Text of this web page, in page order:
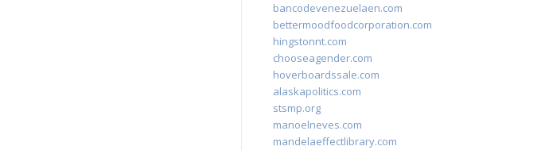
bancodevenezuelaen.com
bettermoodfoodcorporation.com
hingstonnt.com
chooseagender.com
hoverboardssale.com
alaskapolitics.com
stsmp.org
manoelneves.com
mandelaeffectlibrary.com